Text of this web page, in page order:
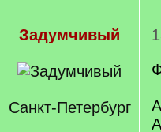
Задумчивый
Санкт-Петербург